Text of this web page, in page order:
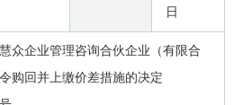
日
众企业管理咨询合伙企业（有限合
购回并上缴价差措施的决定